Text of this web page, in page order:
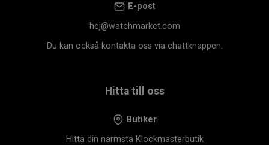
E-post
hej@watchmarket.com
Du kan också kontakta oss via chattknappen.
Hitta till oss
Butiker
Hitta din närmsta Klockmasterbutik